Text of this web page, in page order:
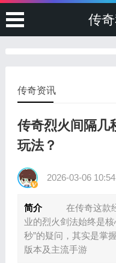
传
传奇资讯
传奇烈火间隔几
玩法？
2026-03-06
简介
在传奇这款经
业的烈火剑法始终是
秒”的疑问，其实是掌
版本及主流手游